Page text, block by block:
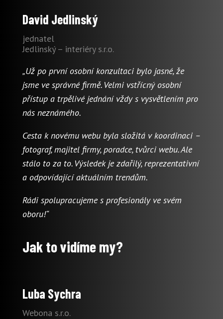
David Jedlinský
jednatel
Jedlinský – interiéry s.r.o.
„Už po první osobní konzultaci bylo jasné, že
jsme ve správné firmě. Velmi vstřícný osobní
přístup a trpělivé jednání vždy s vysvětlením pro
nás neznámého.
Cesta k novému webu byla složitá v koordinaci –
fotograf, majitel firmy, poradce, tvůrci webu. Ale
stálo to za to. Výsledek je zdařilý, reprezentativní
a odpovídající aktuálním trendům.
Rádi spolupracujeme s profesionály ve svém
oboru!“
Jak to vidíme my?
Luba Sychra
Webona s.r.o.